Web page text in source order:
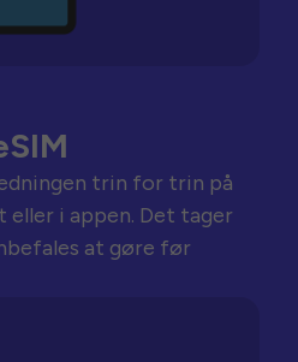
trin for trin på
i appen. Det tager
at gøre før